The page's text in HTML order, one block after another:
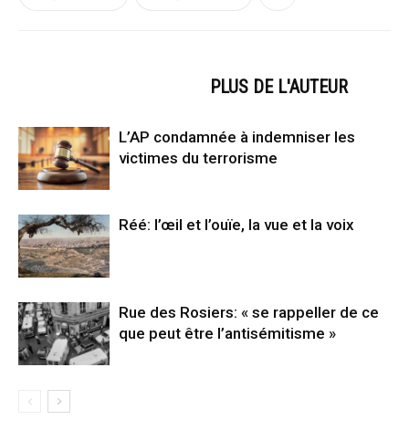
PLUS DE L'AUTEUR
L’AP condamnée à indemniser les
victimes du terrorisme
Réé: l’œil et l’ouïe, la vue et la voix
Rue des Rosiers: « se rappeller de ce
que peut être l’antisémitisme »